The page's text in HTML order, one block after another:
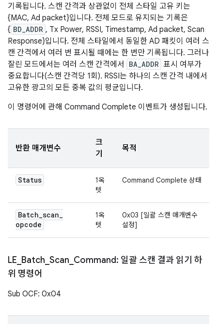
기록됩니다. 스캔 간격과 상관없이 전체 스타일 고유 키는
{MAC, Ad packet}입니다. 전체 모드로 유지되는 기록은
{ BD_ADDR , Tx Power, RSSI, Timestamp, Ad packet, Scan
Response}입니다. 전체 스타일에서 동일한 AD 패킷이 여러 스
캔 간격에서 여러 번 표시될 때에는 한 번만 기록됩니다. 그러나
잘린 모드에서는 여러 스캔 간격에서
BA_ADDR 표시 여부가
중요합니다(스캔 간격당 1회). RSSI는 하나의 스캔 간격 내에서
고유한 광고의 모든 중복 값의 평균입니다.
이 명령어에 관해 Command Complete 이벤트가 생성됩니다.
반환 매개변수
크
기
목적
Status
1옥
텟
Command Complete 상태
Batch_scan_
opcode
1옥
텟
0x03 [일괄 스캔 매개변수
설정]
LE Batch Scan Command: 일괄 스캔 결과 읽기 하
위 명령어
Sub OCF: 0x04